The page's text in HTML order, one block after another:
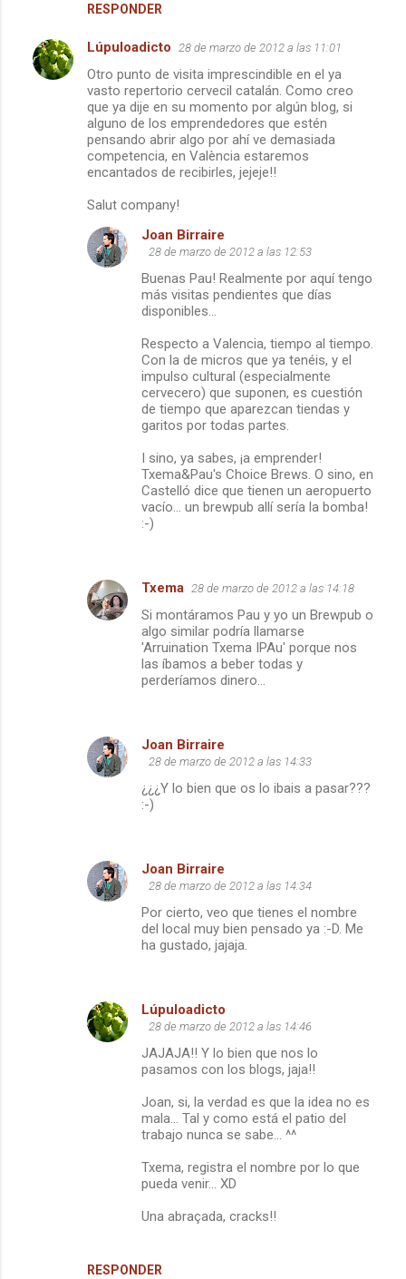
RESPONDER
Lúpuloadicto 28 de marzo de 2012 a las 11:01
Otro punto de visita imprescindible en el ya
vasto repertorio cervecil catalán. Como creo
que ya dije en su momento por algún blog, si
alguno de los emprendedores que estén
pensando abrir algo por ahí ve demasiada
competencia, en València estaremos
encantados de recibirles, jejeje!!
Salut company!
RESPONDER
Joan Birraire
28 de marzo de 2012 a las 12:53
Buenas Pau! Realmente por aquí tengo
más visitas pendientes que días
disponibles...
Respecto a Valencia, tiempo al tiempo.
Con la de micros que ya tenéis, y el
impulso cultural (especialmente
cervecero) que suponen, es cuestión
de tiempo que aparezcan tiendas y
garitos por todas partes.
I sino, ya sabes, ¡a emprender!
Txema&Pau's Choice Brews. O sino, en
Castelló dice que tienen un aeropuerto
vacío... un brewpub allí sería la bomba!
:-)
Txema 28 de marzo de 2012 a las 14:18
Si montáramos Pau y yo un Brewpub o
algo similar podría llamarse
'Arruination Txema IPAu' porque nos
las íbamos a beber todas y
perderíamos dinero...
Joan Birraire
28 de marzo de 2012 a las 14:33
¿¿¿Y lo bien que os lo ibais a pasar???
:-)
Joan Birraire
28 de marzo de 2012 a las 14:34
Por cierto, veo que tienes el nombre
del local muy bien pensado ya :-D. Me
ha gustado, jajaja.
Lúpuloadicto
28 de marzo de 2012 a las 14:46
JAJAJA!! Y lo bien que nos lo
pasamos con los blogs, jaja!!
Joan, si, la verdad es que la idea no es
mala... Tal y como está el patio del
trabajo nunca se sabe... ^^
Txema, registra el nombre por lo que
pueda venir... XD
Una abraçada, cracks!!